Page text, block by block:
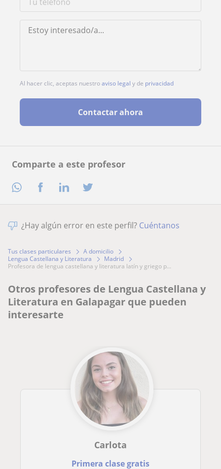
Comparte a este profesor
Al hacer clic, aceptas nuestroaviso legal y de privacidad
Contactar ahora
¿Hay algún error en este perfil? Cuéntanos
Tus clases particulares
A domicilio
Lengua Castellana y Literatura
Madrid
profesora de lengua castellana y literatura latín y griego p...
Otros profesores de Lengua Castellana y
Literatura en Galapagar que pueden
interesarte
Carlota
Primera clase gratis